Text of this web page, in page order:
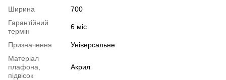
Ширина
700
Гарантійний
термін
6 міс
Призначення
Універсальне
Матеріал
плафона,
підвісок
Акрил